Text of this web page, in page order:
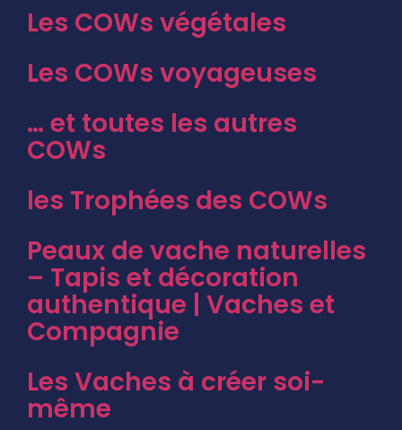
Les COWs végétales
Les COWs voyageuses
… et toutes les autres
COWs
les Trophées des COWs
Peaux de vache naturelles
– Tapis et décoration
authentique | Vaches et
Compagnie
Les Vaches à créer soi-
même